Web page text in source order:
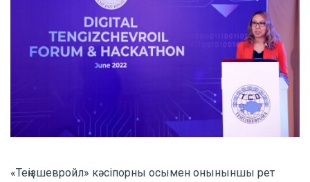
«Теңізшевройл» кәсіпорны осымен оныныншы рет